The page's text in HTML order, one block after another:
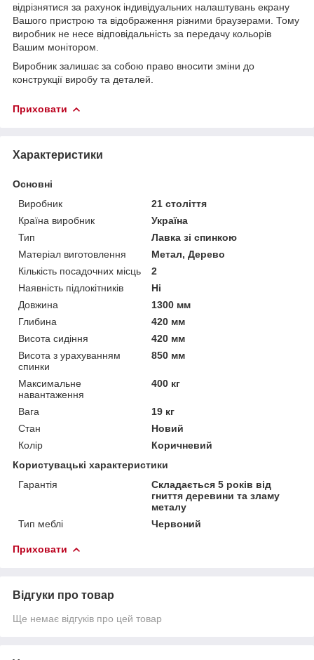
відрізнятися за рахунок індивідуальних налаштувань екрану
Вашого пристрою та відображення різними браузерами. Тому
виробник не несе відповідальність за передачу кольорів
Вашим монітором.
Виробник залишає за собою право вносити зміни до
конструкції виробу та деталей.
Приховати
Характеристики
Основні
Виробник
21 століття
Країна виробник
Україна
Тип
Лавка зі спинкою
Матеріал виготовлення
Метал, Дерево
Кількість посадочних місць
2
Наявність підлокітників
Ні
Довжина
1300 мм
Глибина
420 мм
Висота сидіння
420 мм
Висота з урахуванням
спинки
850 мм
Максимальне
навантаження
400 кг
Вага
19 кг
Стан
Новий
Колір
Коричневий
Користувацькі характеристики
Гарантія
Складається 5 років від
гниття деревини та зламу
металу
Тип меблі
Червоний
Приховати
Відгуки про товар
Ще немає відгуків про цей товар